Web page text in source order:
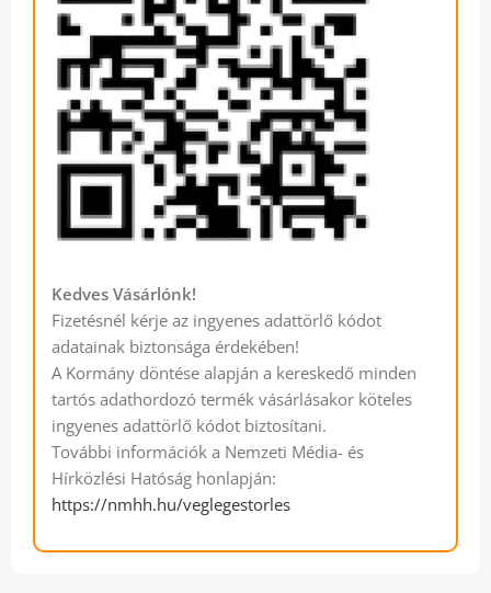
Kedves Vásárlónk!
Fizetésnél kérje az ingyenes adattörlő kódot
adatainak biztonsága érdekében!
A Kormány döntése alapján a kereskedő minden
tartós adathordozó termék vásárlásakor köteles
ingyenes adattörlő kódot biztosítani.
További információk a Nemzeti Média- és
Hírközlési Hatóság honlapján:
https://nmhh.hu/veglegestorles